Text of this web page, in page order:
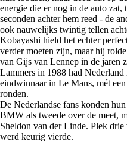
energie die er nog in de auto
seconden achter hem reed - de
ook nauwelijks twintig tellen
Kobayashi hield het echter
verder moeten zijn, maar hij
van Gijs van Lennep in de jaren
Lammers in 1988 had
eindwinnaar in Le Mans, mét
ronden.
De Nederlandse fans konden
BMW als tweede over de meet,
Sheldon van der Linde. Plek
werd keurig vierde.